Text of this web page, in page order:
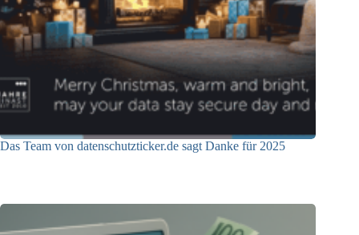
Das Team von datenschutzticker.de sagt Danke für 2025